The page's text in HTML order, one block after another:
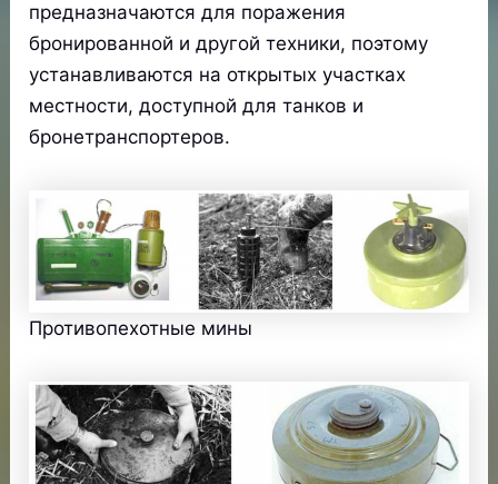
предназначаются для поражения
бронированной и другой техники, поэтому
устанавливаются на открытых участках
местности, доступной для танков и
бронетранспортеров.
Противопехотные мины